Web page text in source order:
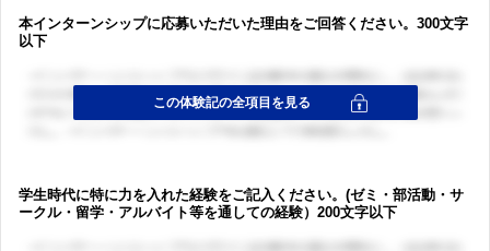
本インターンシップに応募いただいた理由をご回答ください。300文字
以下
学生時代に特に力を入れた経験をご記入ください。(ゼミ・部活動・サ
ークル・留学・アルバイト等を通しての経験）200文字以下